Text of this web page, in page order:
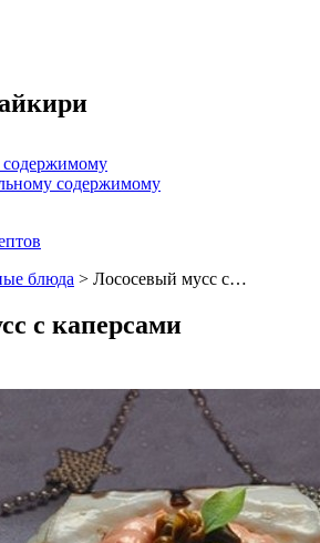
содержимому
блюда > Лососевый мусс с…
с каперсами